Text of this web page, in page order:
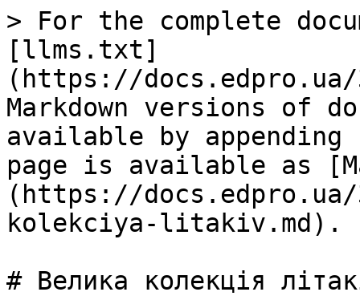
> For the complete
[llms.txt]
(https://
Markdown versions of
available by
page is available as
(https://
kolekciya-litakiv.md).
# Велика колекція